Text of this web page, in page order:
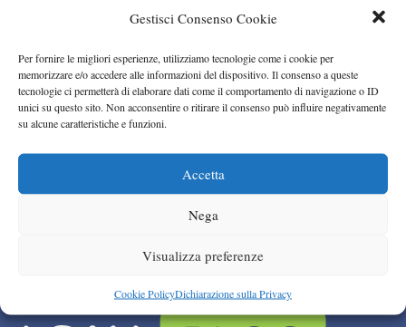
Gestisci Consenso Cookie
Per fornire le migliori esperienze, utilizziamo tecnologie come i cookie per
memorizzare e/o accedere alle informazioni del dispositivo. Il consenso a queste
tecnologie ci permetterà di elaborare dati come il comportamento di navigazione o ID
unici su questo sito. Non acconsentire o ritirare il consenso può influire negativamente
su alcune caratteristiche e funzioni.
Accetta
Nega
Visualizza preferenze
Cookie PolicyDichiarazione sulla Privacy
Audi Q4 e-Tron 40 Business elettrica: mobilità
termine
Ufficiale l’arrivo degli stop lampeggianti
obbligatori in Italia
Le caratteristiche del motore Turbo 100 di